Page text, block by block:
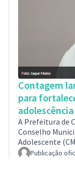
Contagem
para
adolescência
A Prefeitura de
Conselho
Adolescente
editaisPublicação